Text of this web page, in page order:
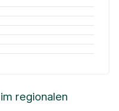
regionalen